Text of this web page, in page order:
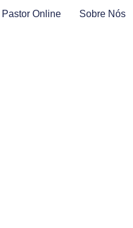
Pastor Online Sobre Nós